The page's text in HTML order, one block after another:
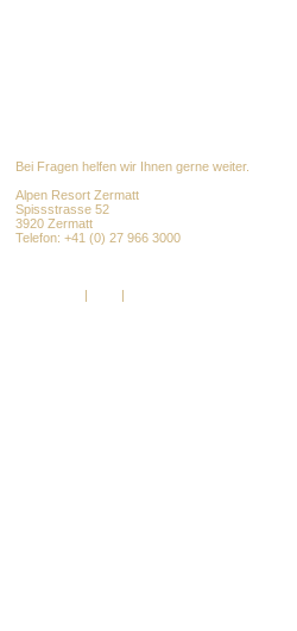
Bei Fragen helfen wir Ihnen gerne weiter.
Alpen Resort Zermatt
Spissstrasse 52
3920 Zermatt
Telefon: +41 (0) 27 966 3000
| |